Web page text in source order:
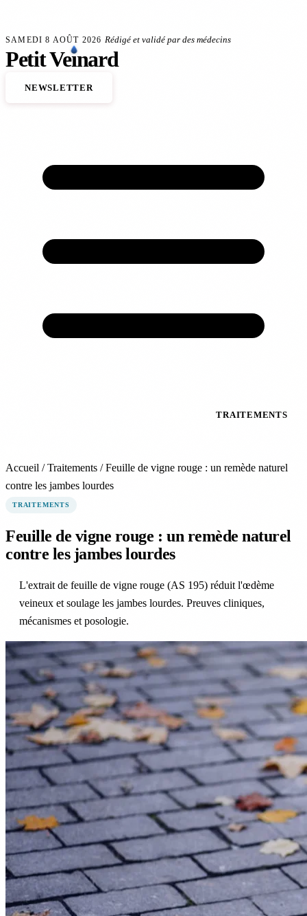
SAMEDI 8 AOÛT 2026 Rédigé et validé par des médecins
PetitVeınard
NEWSLETTER
TRAITEMENTS
Accueil / Traitements / Feuille de vigne rouge : un remède naturel
contre les jambes lourdes
TRAITEMENTS
Feuille de vigne rouge : un remède naturel
contre les jambes lourdes
L'extrait de feuille de vigne rouge (AS 195) réduit l'œdème
veineux et soulage les jambes lourdes. Preuves cliniques,
mécanismes et posologie.